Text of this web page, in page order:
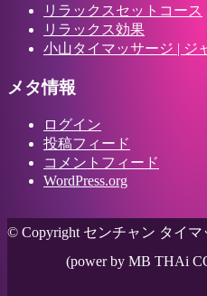
リラックスセットコース
リラックス効果
小山タイマッサージ | ジ
メタ情報
ログイン
投稿フィード
コメントフィード
WordPress.org
© Copyright センチャン タイ
(power by MB THAi